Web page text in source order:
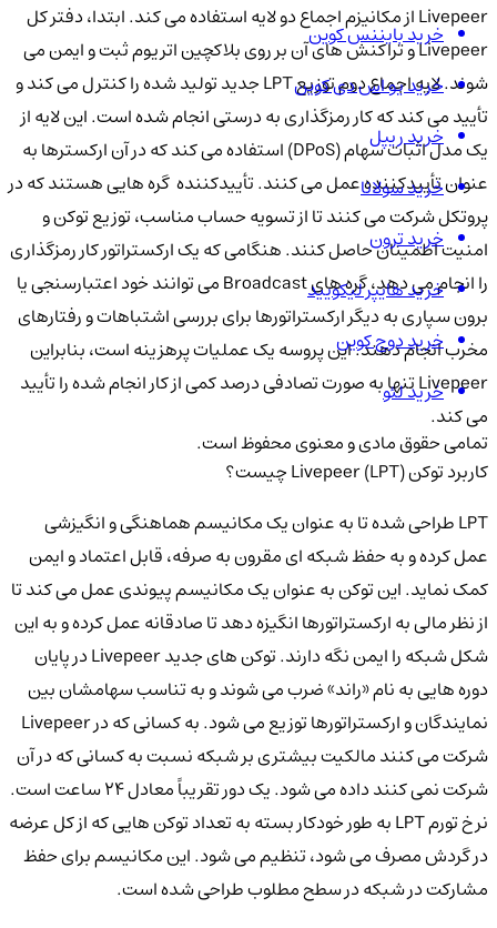
Livepeer از مکانیزم اجماع دو لایه استفاده می کند. ابتدا، دفتر کل
Livepeer و تراکنش های آن بر روی بلاکچین اتریوم ثبت و ایمن می
شوند. لایه اجماع دوم توزیع LPT جدید تولید شده را کنترل می کند و
تأیید می کند که کار رمزگذاری به درستی انجام شده است. این لایه از
یک مدل اثبات سهام (DPoS) استفاده می کند که در آن ارکسترها به
عنوان تأییدکننده عمل می کنند. تأییدکننده گره هایی هستند که در
پروتکل شرکت می کنند تا از تسویه حساب مناسب، توزیع توکن و
امنیت اطمینان حاصل کنند. هنگامی که یک ارکستراتور کار رمزگذاری
را انجام می دهد، گره های Broadcast می توانند خود اعتبارسنجی یا
برون سپاری به دیگر ارکستراتورها برای بررسی اشتباهات و رفتارهای
مخرب انجام دهند. این پروسه یک عملیات پرهزینه است، بنابراین
Livepeer تنها به صورت تصادفی درصد کمی از کار انجام شده را تأیید
می کند.
کاربرد توکن Livepeer (LPT) چیست؟
LPT طراحی شده تا به عنوان یک مکانیسم هماهنگی و انگیزشی
عمل کرده و به حفظ شبکه ای مقرون به صرفه، قابل اعتماد و ایمن
کمک نماید. این توکن به عنوان یک مکانیسم پیوندی عمل می کند تا
از نظر مالی به ارکستراتورها انگیزه دهد تا صادقانه عمل کرده و به این
شکل شبکه را ایمن نگه دارند. توکن های جدید Livepeer در پایان
دوره هایی به نام «راند» ضرب می شوند و به تناسب سهامشان بین
نمایندگان و ارکستراتورها توزیع می شود. به کسانی که در Livepeer
شرکت می کنند مالکیت بیشتری بر شبکه نسبت به کسانی که در آن
شرکت نمی کنند داده می شود. یک دور تقریباً معادل 24 ساعت است.
نرخ تورم LPT به طور خودکار بسته به تعداد توکن هایی که از کل عرضه
در گردش مصرف می شود، تنظیم می شود. این مکانیسم برای حفظ
مشارکت در شبکه در سطح مطلوب طراحی شده است.
خرید بایننس کوین
خرید یو اس دی کوین
خرید ریپل
خرید سولانا
خرید ترون
خرید هایپر لیکویید
خرید دوج کوین
خرید لئو
تمامی حقوق مادی و معنوی محفوظ است.